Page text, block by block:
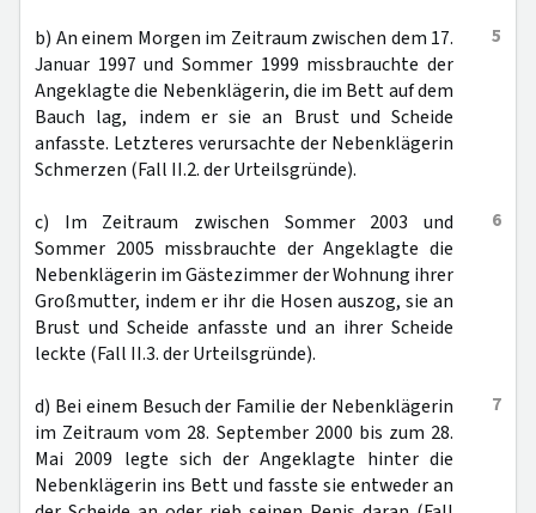
5
b) An einem Morgen im Zeitraum zwischen dem 17.
Januar 1997 und Sommer 1999 missbrauchte der
Angeklagte die Nebenklägerin, die im Bett auf dem
Bauch lag, indem er sie an Brust und Scheide
anfasste. Letzteres verursachte der Nebenklägerin
Schmerzen (Fall II.2. der Urteilsgründe).
6
c) Im Zeitraum zwischen Sommer 2003 und
Sommer 2005 missbrauchte der Angeklagte die
Nebenklägerin im Gästezimmer der Wohnung ihrer
Großmutter, indem er ihr die Hosen auszog, sie an
Brust und Scheide anfasste und an ihrer Scheide
leckte (Fall II.3. der Urteilsgründe).
7
d) Bei einem Besuch der Familie der Nebenklägerin
im Zeitraum vom 28. September 2000 bis zum 28.
Mai 2009 legte sich der Angeklagte hinter die
Nebenklägerin ins Bett und fasste sie entweder an